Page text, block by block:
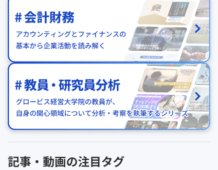
記事・動画の注目タグ